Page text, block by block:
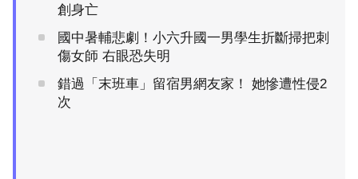
創身亡
國中暑輔悲劇！小六升國一男學生折斷掃把刺
傷女師 右眼恐失明
錯過「末班車」留宿男網友家！ 她慘遭性侵2
次